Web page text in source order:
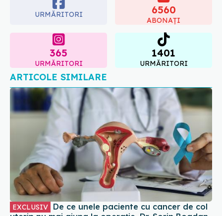
URMĂRITORI
1401
URMĂRITORI
ARTICOLE SIMILARE
EXCLUSIV De ce unele paciente cu cancer de col
uterin nu mai ajung la operație. Dr. Sorin Bogdan
(SANADOR): Intervenția chirurgicală, doar în
situații particulare
06 aug 2026, 20:45